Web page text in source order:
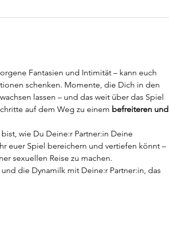
Fantasien und Intimität – kann euch
schenken. Momente, die Dich in den
lassen – und das weit über das Spiel
auf dem Weg zu einem befreiteren und
wie Du Deine:r Partner:in Deine
euer Spiel bereichern und vertiefen könnt –
sexuellen Reise zu machen.
die Dynamilk mit Deine:r Partner:in, das